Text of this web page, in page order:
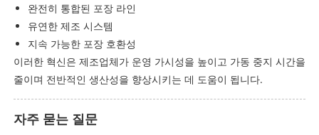
완전히 통합된 포장 라인
유연한 제조 시스템
지속 가능한 포장 호환성
이러한 혁신은 제조업체가 운영 가시성을 높이고 가동 중지 시간을
줄이며 전반적인 생산성을 향상시키는 데 도움이 됩니다.
자주 묻는 질문